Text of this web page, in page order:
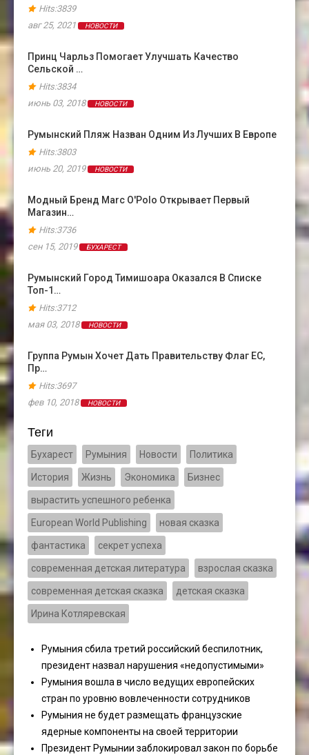
Hits:3839
авг 25, 2021
НОВОСТИ
Принц Чарльз Помогает Улучшать Качество
Сельской …
Hits:3834
июнь 03, 2018
НОВОСТИ
Румынский Пляж Назван Одним Из Лучших В Европе
Hits:3803
июнь 20, 2019
НОВОСТИ
Модный Бренд Marc O'Polo Открывает Первый
Магазин…
Hits:3736
сен 15, 2019
БУХАРЕСТ
Румынский Город Тимишоара Оказался В Cписке
Топ-1…
Hits:3712
мая 03, 2018
НОВОСТИ
Группа Румын Хочет Дать Правительству Флаг ЕС,
Пр…
Hits:3697
фев 10, 2018
НОВОСТИ
Теги
Бухарест Румыния Новости Политика
История Жизнь Экономика Бизнес
вырастить успешного ребенка
European World Publishing новая сказка
фантастика секрет успеха
современная детская литература взрослая сказка
современная детская сказка детская сказка
Ирина Котляревская
Румыния сбила третий российский беспилотник,
президент назвал нарушения «недопустимыми»
Румыния вошла в число ведущих европейских
стран по уровню вовлеченности сотрудников
Румыния не будет размещать французские
ядерные компоненты на своей территории
Президент Румынии заблокировал закон по борьбе